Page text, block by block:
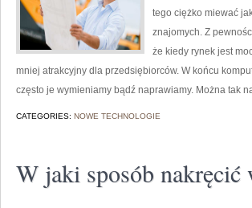
tego ciężko miewać
znajomych. Z
że kiedy rynek jest
mniej atrakcyjny dla przedsiębiorców. W końcu
często je wymieniamy bądź naprawiamy. Można tak
CATEGORIES: NOWE TECHNOLOGIE
W jaki sposób nakręcić